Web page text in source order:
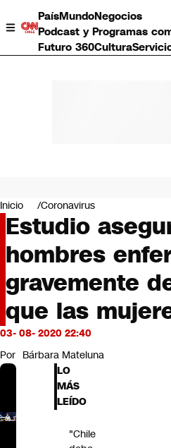
PaísMundoNegocios
Podcast y Programas
Futuro 360Cultura
Negocios
Deportes
Programas completos
Cultura
Servicios
Bits
CNN Data
CNN tiempo
Futuro 360
Inicio Coronavirus
Estudio
hombres
gravemente
que las
03- 08- 2020 22:40
Por Bárbara Mateluna
LO
MÁS
LEÍDO
"Chile